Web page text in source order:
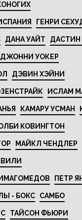
ГЕНРИ
ДАНА УАЙТ ДАСТИН
ДЖОННИ УОКЕР
ДЭВИН ХЭЙНИ
ИСЛАМ
КАМАРУ УСМАН
КОВИНГТОН
МАЙКЛ ЧЕНДЛЕР
ПЕТР ЯН
- БОКС САМБО
ТАЙСОН ФЬЮРИ